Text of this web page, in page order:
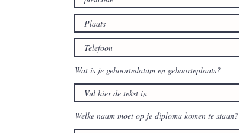
Wat is je geboortedatum en geboorteplaats?
Welke naam moet op je diploma komen te staan?